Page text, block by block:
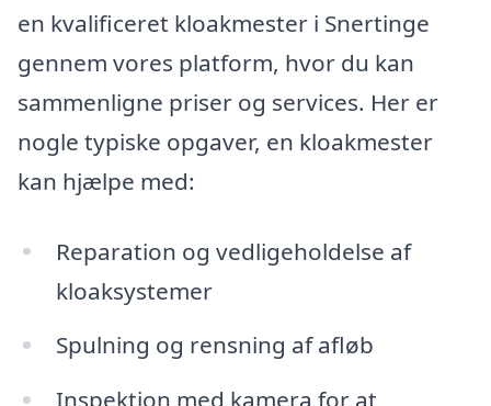
en kvalificeret kloakmester i Snertinge
gennem vores platform, hvor du kan
sammenligne priser og services. Her er
nogle typiske opgaver, en kloakmester
kan hjælpe med:
Reparation og vedligeholdelse af
kloaksystemer
Spulning og rensning af afløb
Inspektion med kamera for at